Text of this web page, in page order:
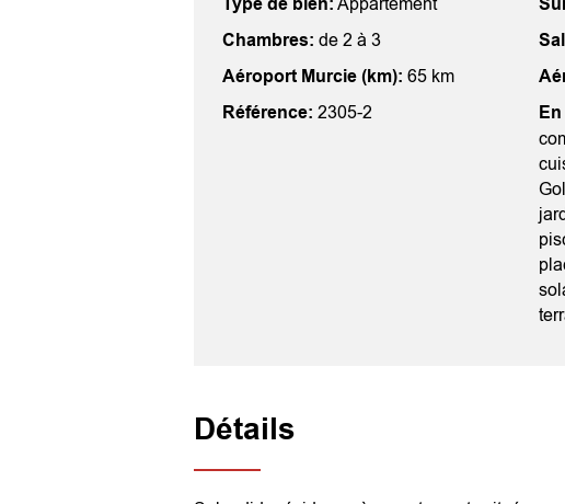
Chambres: de 2 à 3
Aéroport Murcie (km): 65 km
Référence: 2305-2
Détails